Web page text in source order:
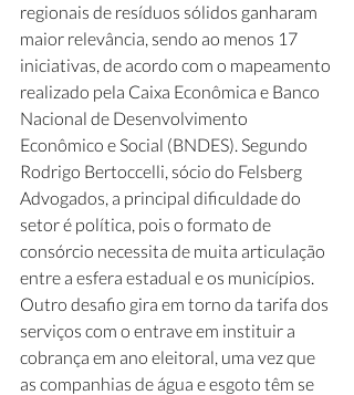
regionais de resíduos sólidos ganharam
maior relevância, sendo ao menos 17
iniciativas, de acordo com o mapeamento
realizado pela Caixa Econômica e Banco
Nacional de Desenvolvimento
Econômico e Social (BNDES). Segundo
Rodrigo Bertoccelli, sócio do Felsberg
Advogados, a principal dificuldade do
setor é política, pois o formato de
consórcio necessita de muita articulação
entre a esfera estadual e os municípios.
Outro desafio gira em torno da tarifa dos
serviços com o entrave em instituir a
cobrança em ano eleitoral, uma vez que
as companhias de água e esgoto têm se